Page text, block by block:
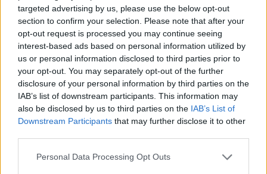
targeted advertising by us, please use the below opt-out
section to confirm your selection. Please note that after your
opt-out request is processed you may continue seeing
interest-based ads based on personal information utilized by
us or personal information disclosed to third parties prior to
your opt-out. You may separately opt-out of the further
disclosure of your personal information by third parties on the
IAB’s list of downstream participants. This information may
also be disclosed by us to third parties on the IAB’s List of
Downstream Participants that may further disclose it to other
Personal Data Processing Opt Outs
Wander Mamas x Fashion City Outlet:
Το “28 Days Mommy Challenge”
ολοκληρώνεται με ένα ξεχωριστό closing
session